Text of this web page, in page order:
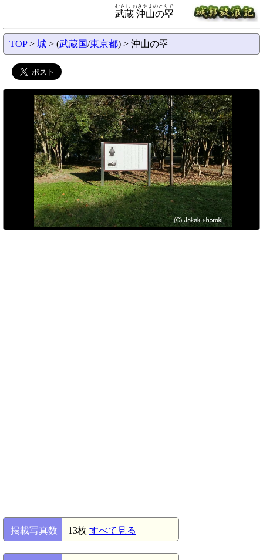
武蔵 沖山の塁
むさし おきやまのとりで
TOP> 城 > (武蔵国/東京都) > 沖山の塁
掲載写真数 13枚 すべて見る